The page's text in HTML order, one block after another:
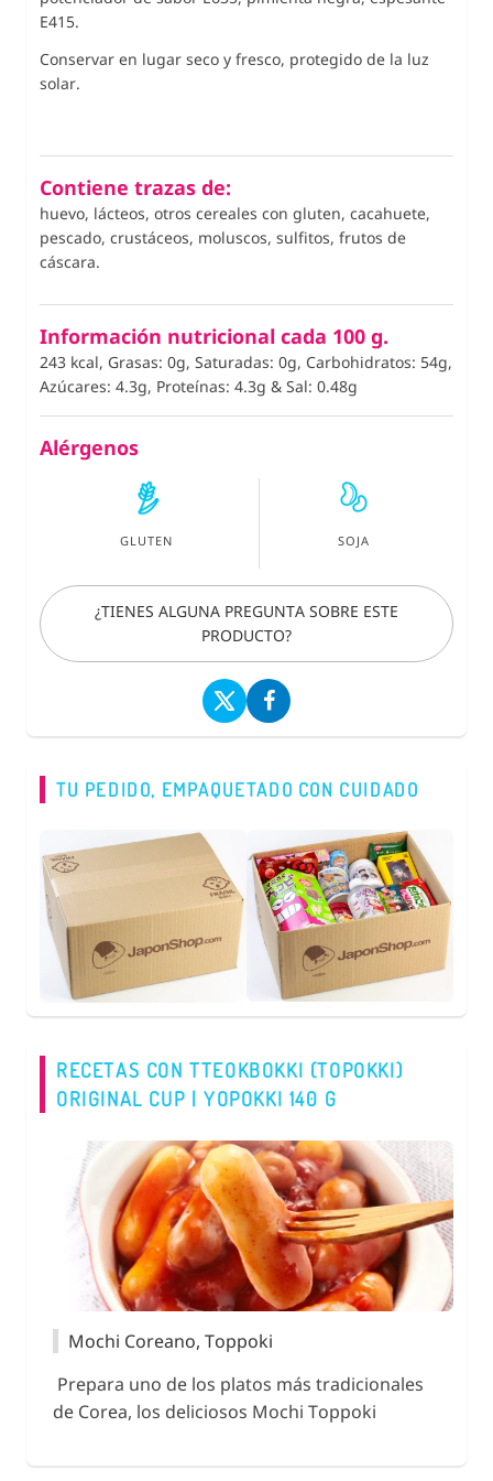
E415.
Conservar en lugar seco y fresco, protegido de la luz
solar.
Contiene trazas de:
huevo, lácteos, otros cereales con gluten, cacahuete,
pescado, crustáceos, moluscos, sulfitos, frutos de
cáscara.
Información nutricional cada 100 g.
243 kcal, Grasas: 0g, Saturadas: 0g, Carbohidratos: 54g,
Azúcares: 4.3g, Proteínas: 4.3g & Sal: 0.48g
Alérgenos
GLUTEN SOJA
¿TIENES ALGUNA PREGUNTA SOBRE ESTE
PRODUCTO?
TU PEDIDO, EMPAQUETADO CON CUIDADO
RECETAS CON TTEOKBOKKI (TOPOKKI)
ORIGINAL CUP | YOPOKKI 140 G
Mochi Coreano, Toppoki
Prepara uno de los platos más tradicionales
de Corea, los deliciosos Mochi Toppoki